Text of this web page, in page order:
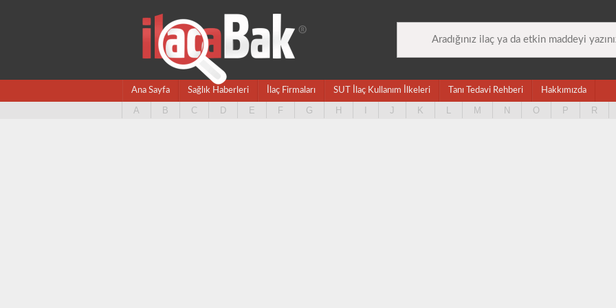
Ana Sayfa Sağlık Haberleri İlaç Firmaları SUT İlaç Kullanım İlkeleri Tanı Tedavi Rehberi Hakkımızda
A B C D E F G H J K L M N O P R